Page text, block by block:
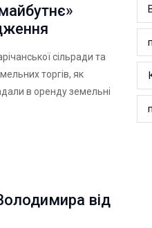
сільради та
торгів, як
в оренду земельні
від